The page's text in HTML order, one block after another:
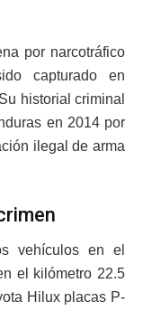
por narcotráfico
capturado en
historial criminal
en 2014 por
ilegal de arma
vehículos en el
el kilómetro 22.5
Hilux placas P-